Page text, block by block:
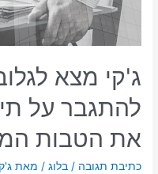
ג'קי מצא
להתגבר על
את הטבות
כתיבת תגובה /בלוג / מאת